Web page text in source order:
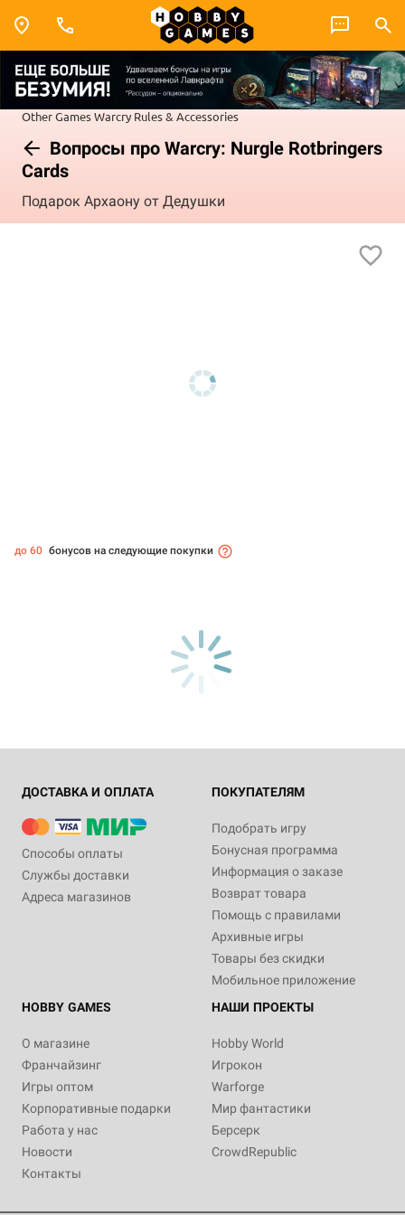
Other GamesWarcry Rules & Accessories
Вопросы про Warcry: Nurgle Rotbringers
Cards
Подарок Архаону от Дедушки
до 60 бонусов на следующие покупки
ДОСТАВКА И ОПЛАТА
Способы оплаты
Службы доставки
Адреса магазинов
ПОКУПАТЕЛЯМ
Подобрать игру
Бонусная программа
Информация о заказе
Возврат товара
Помощь с правилами
Архивные игры
Товары без скидки
Мобильное приложение
HOBBY GAMES
О магазине
Франчайзинг
Игры оптом
Корпоративные подарки
Работа у нас
Новости
Контакты
НАШИ ПРОЕКТЫ
Hobby World
Игрокон
Warforge
Мир фантастики
Берсерк
CrowdRepublic